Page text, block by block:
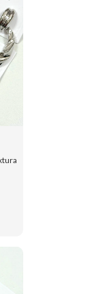
- Dourado e Prata